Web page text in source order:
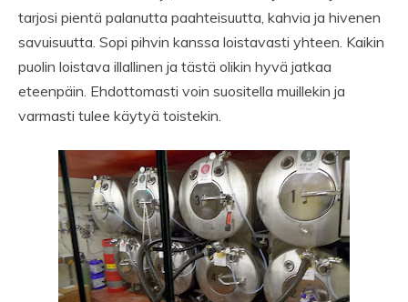
tarjosi pientä palanutta paahteisuutta, kahvia ja hivenen
savuisuutta. Sopi pihvin kanssa loistavasti yhteen. Kaikin
puolin loistava illallinen ja tästä olikin hyvä jatkaa
eteenpäin. Ehdottomasti voin suositella muillekin ja
varmasti tulee käytyä toistekin.